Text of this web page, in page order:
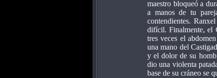
maestro bloqueó a
a manos de tu
contendientes.
difícil. Finalmente, el
tres veces el
una mano del
y el dolor de su
dio una violenta
base de su cráneo se